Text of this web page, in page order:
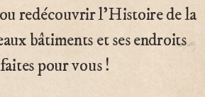
redécouvrir l’Histoire de la
bâtiments et ses endroits
pour vous !